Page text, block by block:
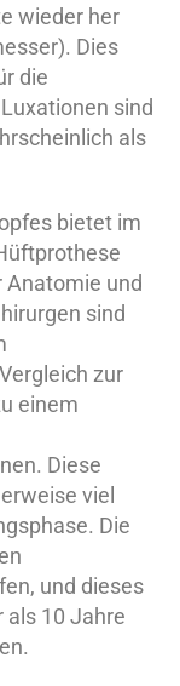
wieder her
Dies
die
sind
als
bietet im
Anatomie und
sind
zur
einem
Diese
viel
Die
und dieses
10 Jahre